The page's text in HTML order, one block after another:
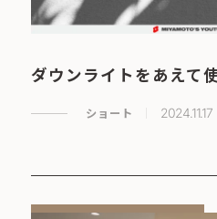
ダウンライトをあえて
ショート 2024.11.17